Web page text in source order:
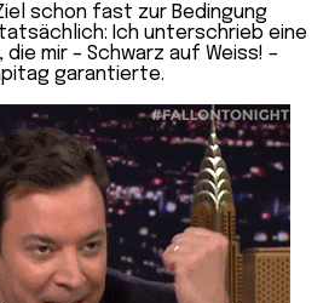
schon fast zur Bedingung
Ich unterschrieb eine
mir – Schwarz auf Weiss! –
garantierte.